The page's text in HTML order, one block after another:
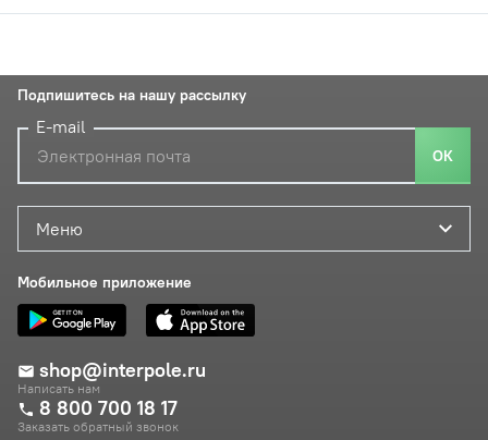
Меню
Мобильное приложение
shop@interpole.ru
Написать нам
8 800 700 18 17
Заказать обратный звонок
Подпишитесь на нашу рассылку
E-mail
ОК